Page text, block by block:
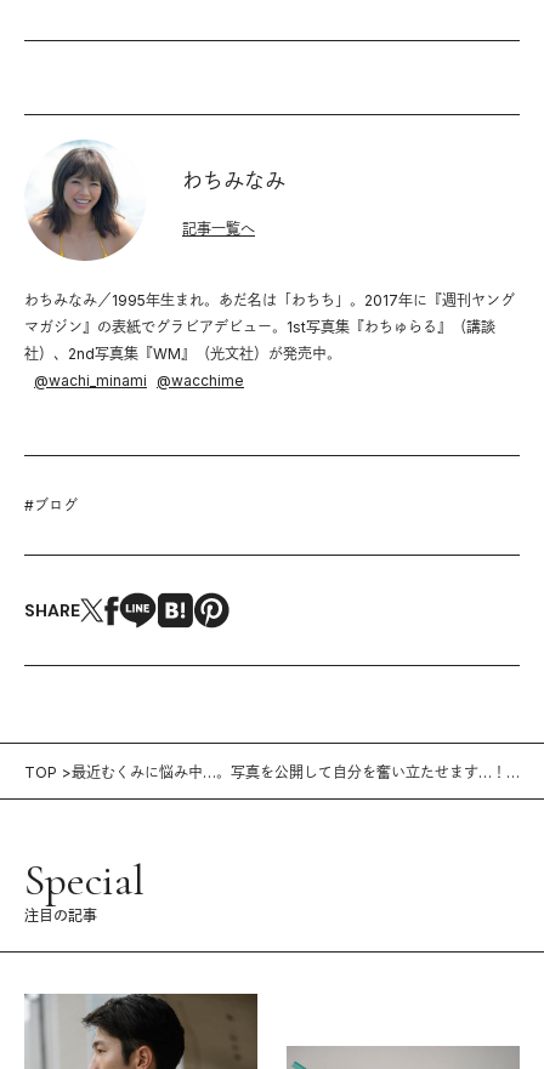
わちみなみ
わちみなみ／1995年生まれ。あだ名は「わちち」。2017年に『週刊ヤング
マガジン』の表紙でグラビアデビュー。1st写真集『わちゅらる』（講談
社）、2nd写真集『WM』（光文社）が発売中。
@wachi_minami @wacchime
記事一覧へ
#ブログ
SHARE
TOP
最近むくみに悩み中…。写真を公開して自分を奮い立たせます…！
Special
注目の記事